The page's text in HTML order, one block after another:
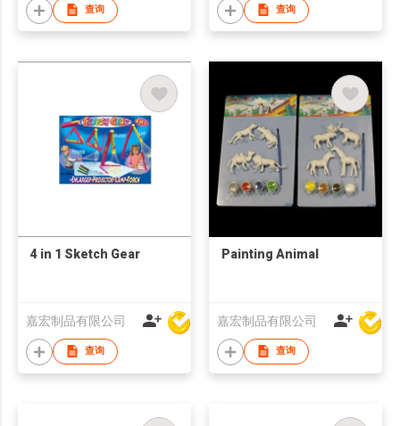
查询 查询
4 in 1 Sketch Gear
嘉宏制品有限公司
查询
Painting Animal
嘉宏制品有限公司
查询